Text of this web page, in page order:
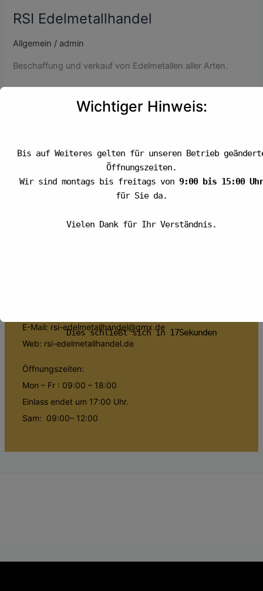
RSI Edelmetallhandel
Allgemein / admin
Beschaffung und verkauf von Edelmetallen aller Arten.
Scheidgut & Edelmetallhandel RSI GmbH
74889 Sinsheim
E-Mail: rsi-edelmetallhandel@gmx.de
Web: rsi-edelmetallhandel.de
Öffnungszeiten:
Mon – Fr : 09:00 – 18:00
Einlass endet um 17:00 Uhr.
Sam: 09:00– 12:00
Wichtiger Hinweis:
Bis auf Weiteres gelten für unseren Betrieb
Öffnungszeiten.
Wir sind montags bis freitags von 9:00 bis 15:00 Uhr
für Sie da.
Vielen Dank für Ihr Verständnis.
Dies schließt sich in 16Sekunden